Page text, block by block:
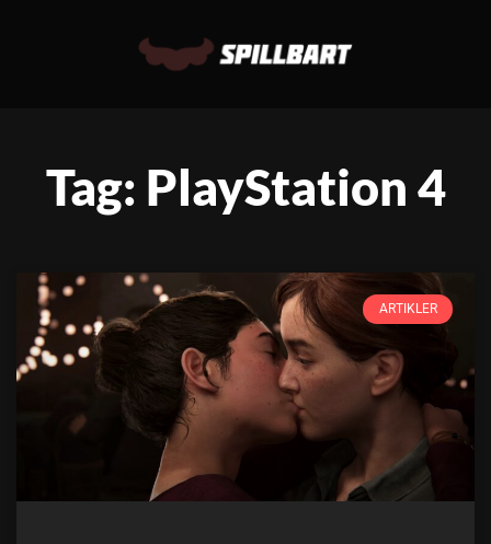
Tag: PlayStation 4
ARTIKLER